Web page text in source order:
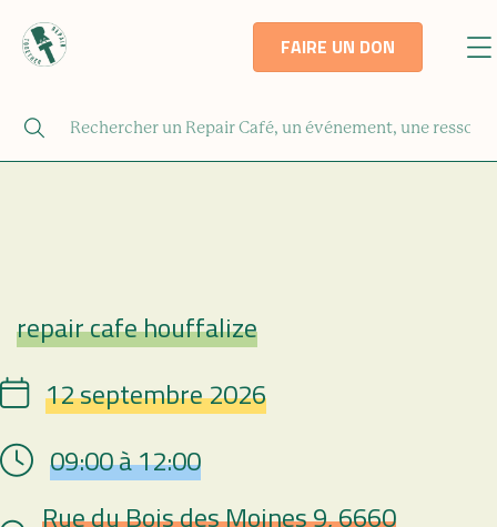
FAIRE UN DON
Repair Café
repair cafe houffalize
Date 12 septembre 2026
Hour 09:00 à 12:00
Rue du Bois des Moines 9, 6660